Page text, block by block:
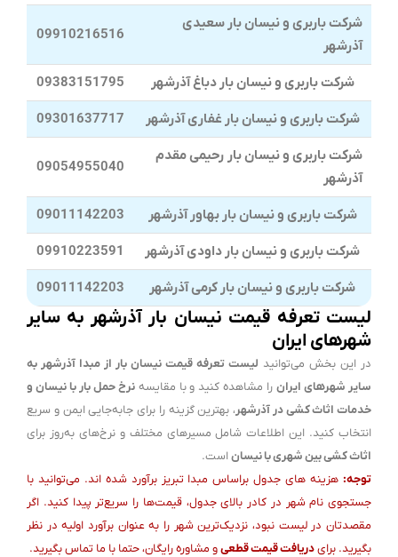
شرکت باربری و نیسان بار سعیدی
آذرشهر
09910216516
شرکت باربری و نیسان بار دباغ آذرشهر 09383151795
شرکت باربری و نیسان بار غفاری آذرشهر 09301637717
شرکت باربری و نیسان بار رحیمی مقدم
آذرشهر
09054955040
شرکت باربری و نیسان بار بهاور آذرشهر 09011142203
شرکت باربری و نیسان بار داودی آذرشهر 09910223591
شرکت باربری و نیسان بار کرمی آذرشهر 09011142203
لیست تعرفه قیمت نیسان بار آذرشهر به سایر
شهرهای ایران
در این بخش می‌توانید لیست تعرفه قیمت نیسان بار از مبدا آذرشهر به
سایر شهرهای ایرانرا مشاهده کنید و با مقایسهنرخ حمل بار با نیسان و
خدمات اثاث کشی در آذرشهر، بهترین گزینه را برای جابه‌جایی ایمن و سریع
انتخاب کنید. این اطلاعات شامل مسیرهای مختلف و نرخ‌های به‌روز برای
اثاث کشی بین شهری با نیساناست.
توجه: هزینه های جدول براساس مبدا تبریز برآورد شده اند. می‌توانید با
جستجوی نام شهر در کادر بالای جدول، قیمت‌ها را سریع‌تر پیدا کنید. اگر
مقصدتان در لیست نبود، نزدیک‌ترین شهر را به عنوان برآورد اولیه در نظر
بگیرید. برایدریافت قیمت قطعیو مشاوره رایگان، حتما با ما تماس بگیرید.